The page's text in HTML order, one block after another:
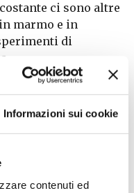
Informazioni sui cookie
contenuti ed
ci sono altre
marmo e in
di
laboratorio invece
tecnica dello studio
in alabastro.